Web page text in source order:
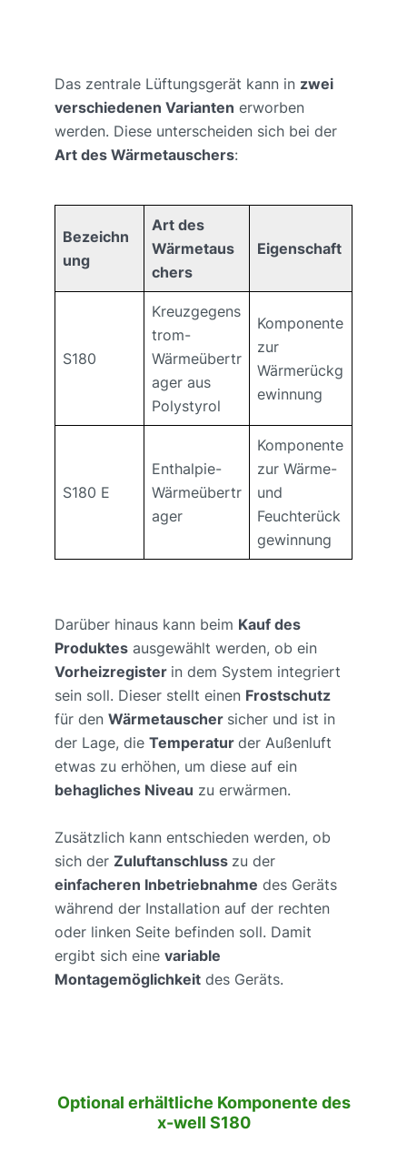
Das zentrale Lüftungsgerät kann in zwei
verschiedenen Varianten erworben
werden. Diese unterscheiden sich bei der
Art des Wärmetauschers:
Bezeichn
ung
Art des
Wärmetaus
chers
Eigenschaft
S180
Kreuzgegens
trom-
Wärmeübertr
ager aus
Polystyrol
Komponente
zur
Wärmerückg
ewinnung
S180 E
Enthalpie-
Wärmeübertr
ager
Komponente
zur Wärme-
und
Feuchterück
gewinnung
Darüber hinaus kann beim Kauf des
Produktes ausgewählt werden, ob ein
Vorheizregister in dem System integriert
sein soll. Dieser stellt einen Frostschutz
für den Wärmetauscher sicher und ist in
der Lage, die Temperatur der Außenluft
etwas zu erhöhen, um diese auf ein
behagliches Niveau zu erwärmen.
Zusätzlich kann entschieden werden, ob
sich der Zuluftanschluss zu der
einfacheren Inbetriebnahme des Geräts
während der Installation auf der rechten
oder linken Seite befinden soll. Damit
ergibt sich eine variable
Montagemöglichkeit des Geräts.
Optional erhältliche Komponente des
x-well S180